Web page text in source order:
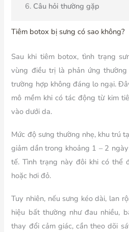
Câu hỏi thường gặp
Tiêm botox bị sưng có sao không?
Sau khi tiêm botox, tình trạng
vùng điều trị là phản ứng
trường hợp không đáng lo ngại.
mô mềm khi có tác động từ kim
vào dưới da.
Mức độ sưng thường nhẹ, khu trú
giảm dần trong khoảng 1 – 2
tế. Tình trạng này đôi khi có thể
hoặc hơi đỏ.
Tuy nhiên, nếu sưng kéo dài, lan
hiệu bất thường như đau nhiều,
thay đổi cảm giác, cần theo dõi